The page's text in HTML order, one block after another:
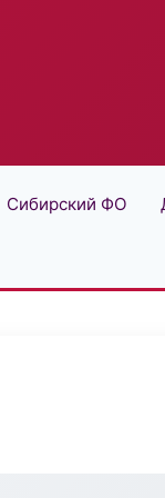
Сибирский ФО